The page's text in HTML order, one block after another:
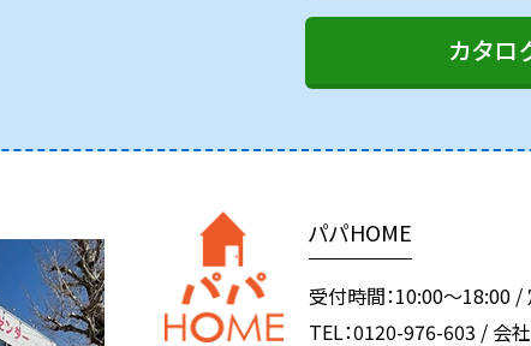
カタロ
パパHOME
受付時間：10:00～18:00/
TEL：0120-976-603 / 会